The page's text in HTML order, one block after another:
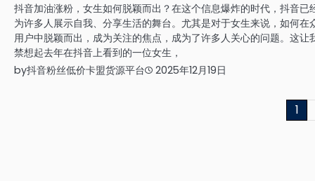
抖音加油涨粉，女生如何脱颖而出？在这个信息爆炸的时代，抖音已
为许多人展示自我、分享生活的舞台。尤其是对于女生来说，如何在
用户中脱颖而出，成为关注的焦点，成为了许多人关心的问题。这让
禁想起去年在抖音上看到的一位女生，
by抖音粉丝低价卡盟货源平台 2025年12月19日
1